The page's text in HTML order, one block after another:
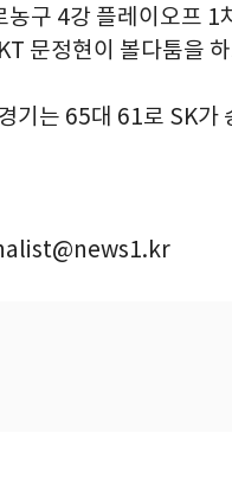
농구 4강 플레이오프 1
문정현이 볼다툼을
기는 65대 61로 SK